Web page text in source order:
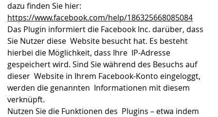
dazu finden Sie hier:
https://www.facebook.com/help/186325668085084
Das Plugin informiert die Facebook Inc. darüber, dass
Sie Nutzer diese Website besucht hat. Es besteht
hierbei die Möglichkeit, dass Ihre IP-Adresse
gespeichert wird. Sind Sie während des Besuchs auf
dieser Website in Ihrem Facebook-Konto eingeloggt,
werden die genannten Informationen mit diesem
verknüpft.
Nutzen Sie die Funktionen des Plugins – etwa indem